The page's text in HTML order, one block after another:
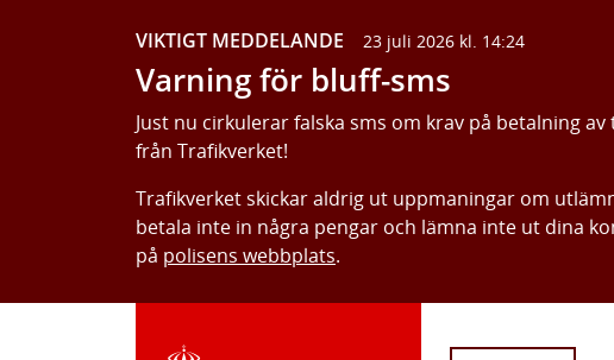
VIKTIGT MEDDELANDE 23 juli 2026 kl. 14:24
Varning för bluff-sms
Just nu cirkulerar falska sms om krav på betalning
från Trafikverket!
Trafikverket skickar aldrig ut uppmaningar om
betala inte in några pengar och lämna inte ut dina
på polisens webbplats.